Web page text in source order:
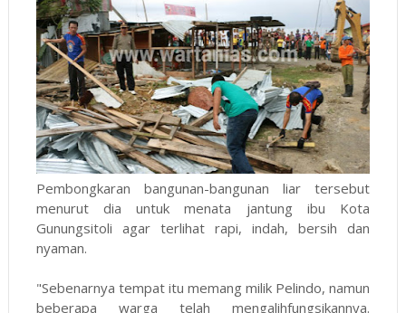
Pembongkaran bangunan-bangunan liar tersebut
menurut dia untuk menata jantung ibu Kota
Gunungsitoli agar terlihat rapi, indah, bersih dan
nyaman.
"Sebenarnya tempat itu memang milik Pelindo, namun
beberapa warga telah mengalihfungsikannya.